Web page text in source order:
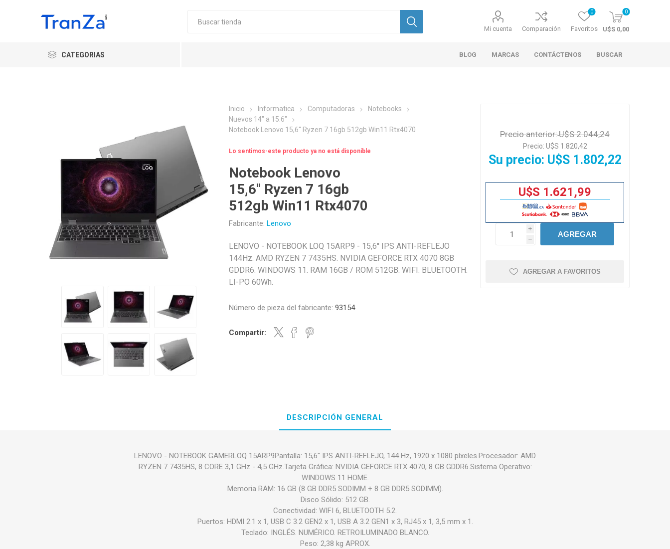
Mi cuenta Comparación Favoritos
0 0
U$S 0,00
CATEGORIAS BLOG MARCAS CONTÁCTENOS BUSCAR
Inicio Informatica Computadoras
Notebooks
Nuevos 14" a 15.6"
Notebook Lenovo 15,6'' Ryzen 7 16gb 512gb Win11 Rtx4070
Lo sentimos-este producto ya no está disponible
Notebook Lenovo
15,6'' Ryzen 7 16gb
512gb Win11 Rtx4070
Fabricante: Lenovo
LENOVO - NOTEBOOK LOQ 15ARP9 - 15,6'' IPS ANTI-REFLEJO
144Hz. AMD RYZEN 7 7435HS. NVIDIA GEFORCE RTX 4070 8GB
GDDR6. WINDOWS 11. RAM 16GB / ROM 512GB. WIFI. BLUETOOTH.
LI-PO 60Wh.
Número de pieza del fabricante: 93154
Compartir:
Precio anterior:U$S 2.044,24
Precio: U$S 1.820,42
Su precio: U$S 1.802,22
U$S 1.621,99
i
h
AGREGAR
AGREGAR A FAVORITOS
DESCRIPCIÓN GENERAL
LENOVO - NOTEBOOK GAMERLOQ 15ARP9Pantalla: 15,6'' IPS ANTI-REFLEJO, 144 Hz, 1920 x 1080 píxeles.Procesador: AMD
RYZEN 7 7435HS, 8 CORE 3,1 GHz - 4,5 GHz.Tarjeta Gráfica: NVIDIA GEFORCE RTX 4070, 8 GB GDDR6.Sistema Operativo:
WINDOWS 11 HOME.
Memoria RAM: 16 GB (8 GB DDR5 SODIMM + 8 GB DDR5 SODIMM).
Disco Sólido: 512 GB.
Conectividad: WIFI 6, BLUETOOTH 5.2.
Puertos: HDMI 2.1 x 1, USB C 3.2 GEN2 x 1, USB A 3.2 GEN1 x 3, RJ45 x 1, 3,5 mm x 1.
Teclado: INGLÉS. NUMÉRICO. RETROILUMINADO BLANCO.
Peso: 2,38 kg APROX.